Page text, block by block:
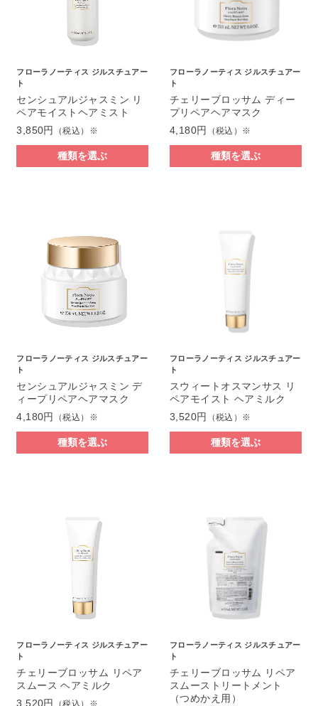
フローラノーティス ジルスチュアー
ト
センシュアルジャスミン リ
ペアモイストヘアミスト
3,850円
（税込）※
種類を選ぶ
フローラノーティス ジルスチュアー
ト
チェリーブロッサム ディー
プリペアヘアマスク
4,180円
（税込）※
種類を選ぶ
フローラノーティス ジルスチュアー
ト
センシュアルジャスミン デ
ィープリペアヘアマスク
4,180円
（税込）※
種類を選ぶ
フローラノーティス ジルスチュアー
ト
スウィートオスマンサス リ
ペアモイスト ヘアミルク
3,520円
（税込）※
種類を選ぶ
フローラノーティス ジルスチュアー
ト
チェリーブロッサム リペア
スムース ヘアミルク
3,520円
（税込）※
フローラノーティス ジルスチュアー
ト
チェリーブロッサム リペア
スムーストリートメント
（つめかえ用）